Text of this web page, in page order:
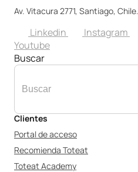
Av. Vitacura 2771, Santiago, Chile.
Linkedin Instagram
Youtube
Buscar
Clientes
Portal de acceso
Recomienda Toteat
Toteat Academy